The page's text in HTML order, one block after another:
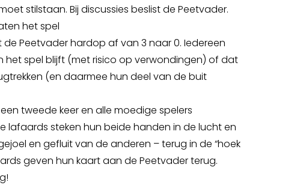
stilstaan. Bij discussies beslist de Peetvader.
het spel
de Peetvader hardop af van 3 naar 0. Iedereen
het spel blijft (met risico op verwondingen) of dat
(en daarmee hun deel van de buit
tweede keer en alle moedige spelers
lafaards steken hun beide handen in de lucht en
en gefluit van de anderen – terug in de “hoek
geven hun kaart aan de Peetvader terug.